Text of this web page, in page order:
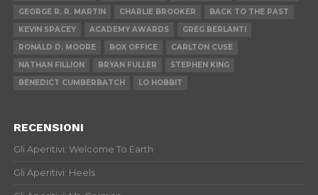
GEORGE R. R. MARTIN
CHARLIE BROOKER
BACK TO THE PAST
KEVIN SPACEY
ACADEMY AWARDS
GREG BERLANTI
RONALD D. MOORE
BOX OFFICE
CARLTON CUSE
NATHAN FILLION
BRYAN FULLER
STEPHEN KING
BENEDICT CUMBERBATCH
LO HOBBIT
RECENSIONI
Gli Aperitivi: Welcome To Earth
Gli Aperitivi: Heels